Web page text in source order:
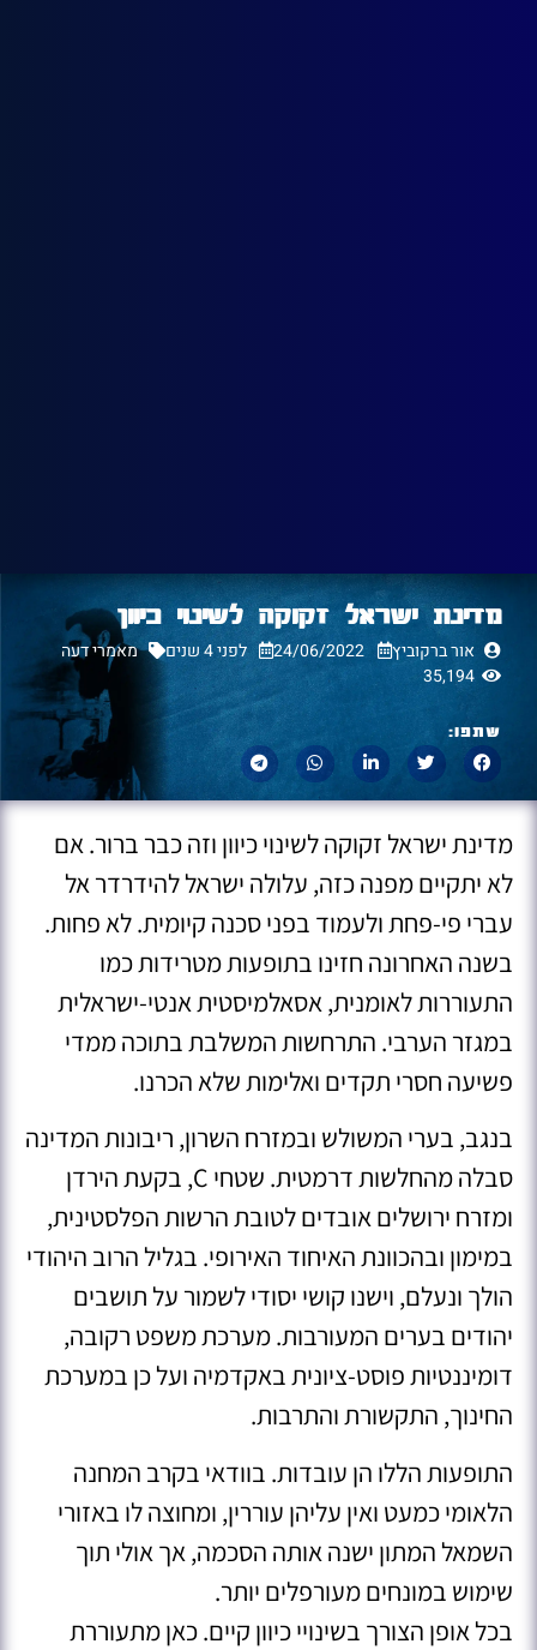
מדינת ישראל זקוקה לשינוי כיוון
אור ברקוביץ 24/06/2022 לפני 4 שנים
מאמרי דעה
35,194
שתפו:
מדינת ישראל זקוקה לשינוי כיוון וזה כבר ברור. אם
לא יתקיים מפנה כזה, עלולה ישראל להידרדר אל
עברי פי-פחת ולעמוד בפני סכנה קיומית. לא פחות.
בשנה האחרונה חזינו בתופעות מטרידות כמו
התעוררות לאומנית, אסאלמיסטית אנטי-ישראלית
במגזר הערבי. התרחשות המשלבת בתוכה ממדי
פשיעה חסרי תקדים ואלימות שלא הכרנו.
בנגב, בערי המשולש ובמזרח השרון, ריבונות המדינה
סבלה מהחלשות דרמטית. שטחי C, בקעת הירדן
ומזרח ירושלים אובדים לטובת הרשות הפלסטינית,
במימון ובהכוונת האיחוד האירופי. בגליל הרוב היהודי
הולך ונעלם, וישנו קושי יסודי לשמור על תושבים
יהודים בערים המעורבות. מערכת משפט רקובה,
דומיננטיות פוסט-ציונית באקדמיה ועל כן במערכת
החינוך, התקשורת והתרבות.
התופעות הללו הן עובדות. בוודאי בקרב המחנה
הלאומי כמעט ואין עליהן עוררין, ומחוצה לו באזורי
השמאל המתון ישנה אותה הסכמה, אך אולי תוך
שימוש במונחים מעורפלים יותר.
בכל אופן הצורך בשינויי כיוון קיים. כאן מתעוררת